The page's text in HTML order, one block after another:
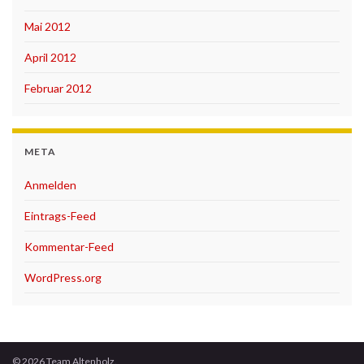
Mai 2012
April 2012
Februar 2012
META
Anmelden
Eintrags-Feed
Kommentar-Feed
WordPress.org
© 2026 Team Altenholz.